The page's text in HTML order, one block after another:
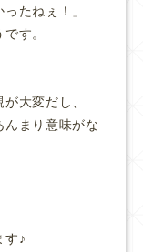
たねぇ！」
す。
大変だし、
まり意味がな
す♪